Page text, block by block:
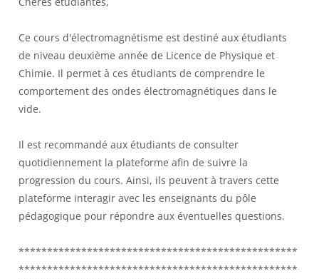
Ce cours d'électromagnétisme est destiné aux étudiants
de niveau deuxième année de Licence de Physique et
Chimie. Il permet à ces étudiants de comprendre le
comportement des ondes électromagnétiques dans le
vide.
Il est recommandé aux étudiants de consulter
quotidiennement la plateforme afin de suivre la
progression du cours. Ainsi, ils peuvent à travers cette
plateforme interagir avec les enseignants du pôle
pédagogique pour répondre aux éventuelles questions.
*************************************************
*************************************************